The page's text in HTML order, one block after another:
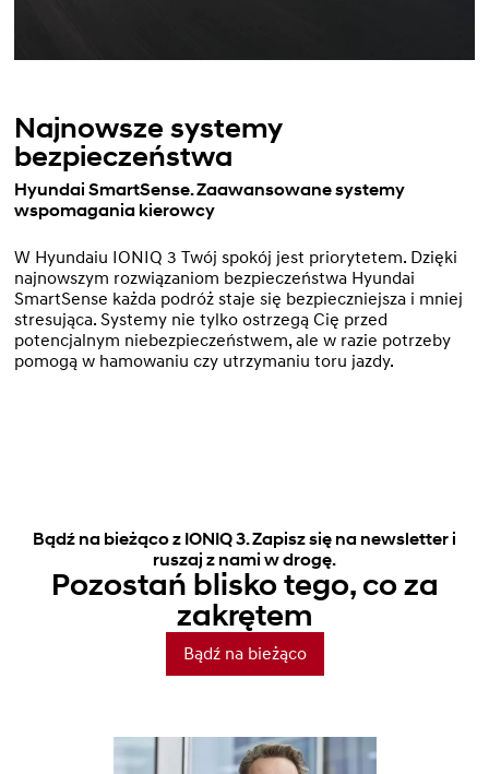
Najnowsze systemy
bezpieczeństwa
Hyundai SmartSense. Zaawansowane systemy
wspomagania kierowcy
W Hyundaiu IONIQ 3 Twój spokój jest priorytetem. Dzięki
najnowszym rozwiązaniom bezpieczeństwa Hyundai
SmartSense każda podróż staje się bezpieczniejsza i mniej
stresująca. Systemy nie tylko ostrzegą Cię przed
potencjalnym niebezpieczeństwem, ale w razie potrzeby
pomogą w hamowaniu czy utrzymaniu toru jazdy.
Bądź na bieżąco z IONIQ 3. Zapisz się na newsletter i
ruszaj z nami w drogę.
Pozostań blisko tego, co za
zakrętem
Bądź na bieżąco